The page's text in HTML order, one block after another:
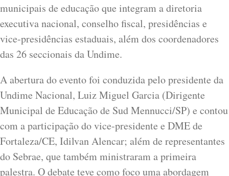
municipais de educação que integram a diretoria
executiva nacional, conselho fiscal, presidências e
vice-presidências estaduais, além dos coordenadores
das 26 seccionais da Undime.
A abertura do evento foi conduzida pelo presidente da
Undime Nacional, Luiz Miguel Garcia (Dirigente
Municipal de Educação de Sud Mennucci/SP) e contou
com a participação do vice-presidente e DME de
Fortaleza/CE, Idilvan Alencar; além de representantes
do Sebrae, que também ministraram a primeira
palestra. O debate teve como foco uma abordagem